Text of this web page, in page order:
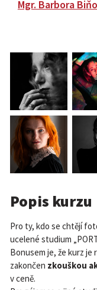
Mgr. Barbora
Popis kurzu
Pro ty, kdo se chtějí
ucelené studium
Bonusem je, že kurz je
zakončen zkouškou
v ceně.